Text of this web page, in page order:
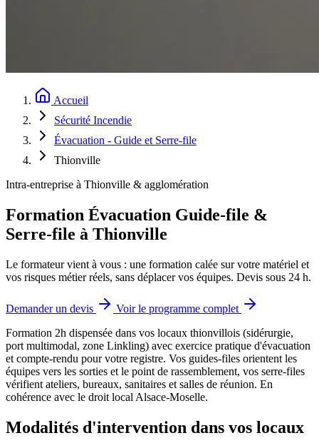
Accueil
Sécurité Incendie
Évacuation - Guide et Serre-file
Thionville
Intra-entreprise à Thionville & agglomération
Formation Évacuation Guide-file &
Serre-file à Thionville
Le formateur vient à vous : une formation calée sur votre matériel et
vos risques métier réels, sans déplacer vos équipes. Devis sous 24 h.
Demander un devis
Voir le programme complet
Formation 2h dispensée dans vos locaux thionvillois (sidérurgie,
port multimodal, zone Linkling) avec exercice pratique d'évacuation
et compte-rendu pour votre registre. Vos guides-files orientent les
équipes vers les sorties et le point de rassemblement, vos serre-files
vérifient ateliers, bureaux, sanitaires et salles de réunion. En
cohérence avec le droit local Alsace-Moselle.
Modalités d'intervention dans vos locaux